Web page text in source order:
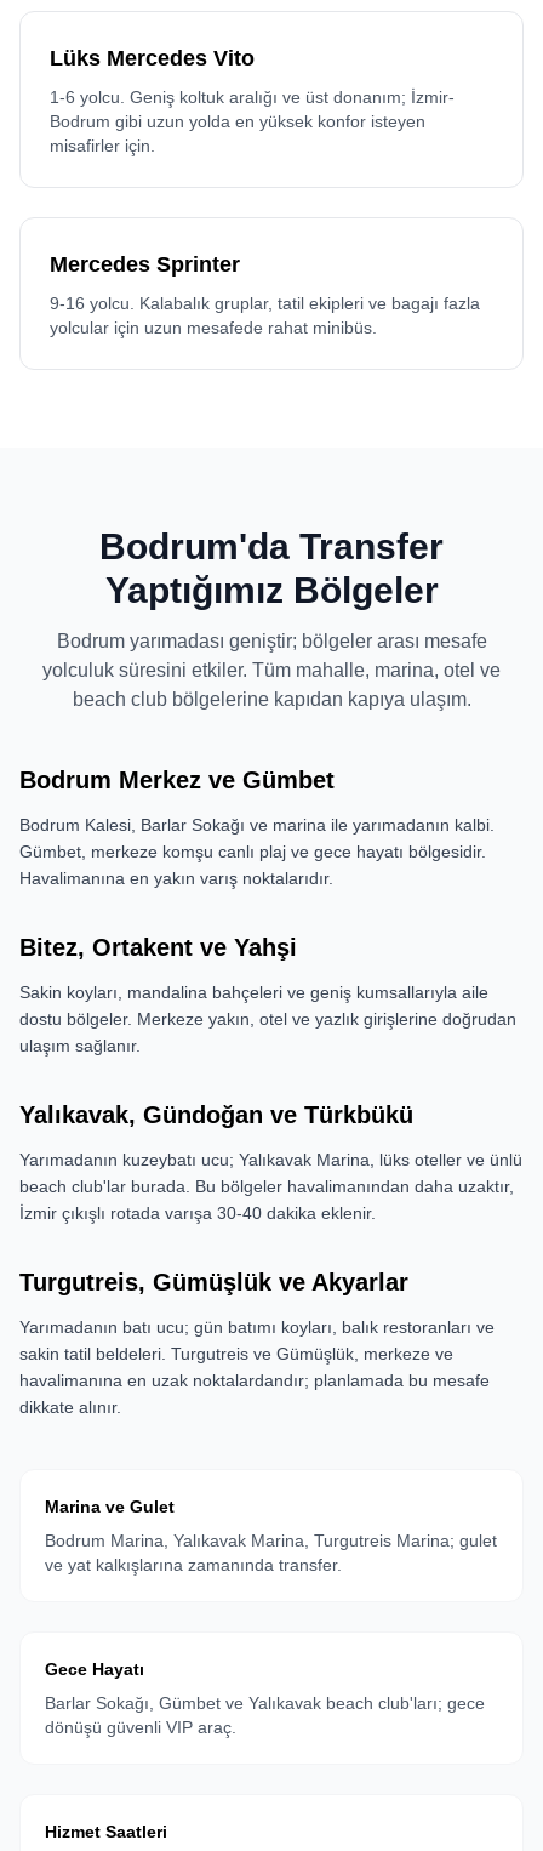
Lüks Mercedes Vito
1-6 yolcu. Geniş koltuk aralığı ve üst donanım; İzmir-
Bodrum gibi uzun yolda en yüksek konfor isteyen
misafirler için.
Mercedes Sprinter
9-16 yolcu. Kalabalık gruplar, tatil ekipleri ve bagajı fazla
yolcular için uzun mesafede rahat minibüs.
Bodrum'da Transfer
Yaptığımız Bölgeler
Bodrum yarımadası geniştir; bölgeler arası mesafe
yolculuk süresini etkiler. Tüm mahalle, marina, otel ve
beach club bölgelerine kapıdan kapıya ulaşım.
Bodrum Merkez ve Gümbet
Bodrum Kalesi, Barlar Sokağı ve marina ile yarımadanın kalbi.
Gümbet, merkeze komşu canlı plaj ve gece hayatı bölgesidir.
Havalimanına en yakın varış noktalarıdır.
Bitez, Ortakent ve Yahşi
Sakin koyları, mandalina bahçeleri ve geniş kumsallarıyla aile
dostu bölgeler. Merkeze yakın, otel ve yazlık girişlerine doğrudan
ulaşım sağlanır.
Yalıkavak, Gündoğan ve Türkbükü
Yarımadanın kuzeybatı ucu; Yalıkavak Marina, lüks oteller ve ünlü
beach club'lar burada. Bu bölgeler havalimanından daha uzaktır,
İzmir çıkışlı rotada varışa 30-40 dakika eklenir.
Turgutreis, Gümüşlük ve Akyarlar
Yarımadanın batı ucu; gün batımı koyları, balık restoranları ve
sakin tatil beldeleri. Turgutreis ve Gümüşlük, merkeze ve
havalimanına en uzak noktalardandır; planlamada bu mesafe
dikkate alınır.
Marina ve Gulet
Bodrum Marina, Yalıkavak Marina, Turgutreis Marina; gulet
ve yat kalkışlarına zamanında transfer.
Gece Hayatı
Barlar Sokağı, Gümbet ve Yalıkavak beach club'ları; gece
dönüşü güvenli VIP araç.
Hizmet Saatleri